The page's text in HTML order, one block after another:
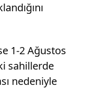
1-2 Ağustos
sahillerde
nedeniyle